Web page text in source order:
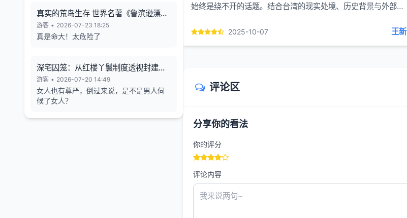
真实的荒岛生存 世界名著《鲁滨逊漂流
记》的原型
游客 • 2026-07-23 18:25
真是命大！太危险了
深宅囚笼：从红楼丫鬟制度透视封建女
性的生存异化与人格消解
游客 • 2026-07-20 14:49
女人也有尊严，倒过来说，是不是男人伺
候了女人？
始终是绕不开的话题。结合台湾的现实处境、历史背景与外部环
2025-10-07 王新
评论区
分享你的看法
你的评分
评论内容